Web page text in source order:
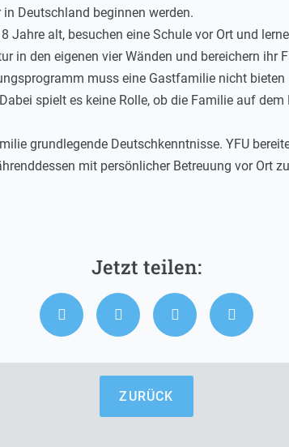
Deutschland beginnen werden.
Jahre alt, besuchen eine Schule vor Ort und
in den eigenen vier Wänden und bereichern
muss eine Gastfamilie nicht
spielt es keine Rolle, ob die Familie auf
grundlegende Deutschkenntnisse. YFU
mit persönlicher Betreuung vor Ort
ZURÜCK